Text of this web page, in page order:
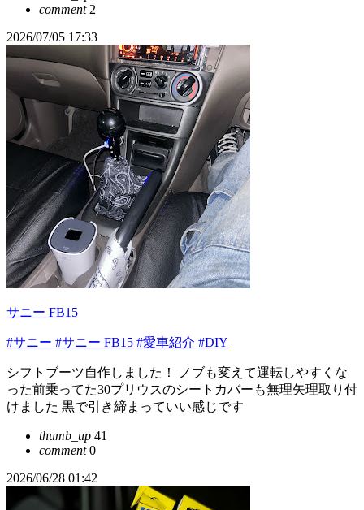
comment2
2026/07/05 17:33
サニー FB15
#サニー #サニー FB15 #愛車紹介 #DIY
シフトブーツ自作しました！ ノブも変えて運転しやすくな
った前乗ってた30プリウスのシートカバーも無理矢理取り付
けました 黒で引き締まっていい感じです
thumb_up 41
comment0
2026/06/28 01:42